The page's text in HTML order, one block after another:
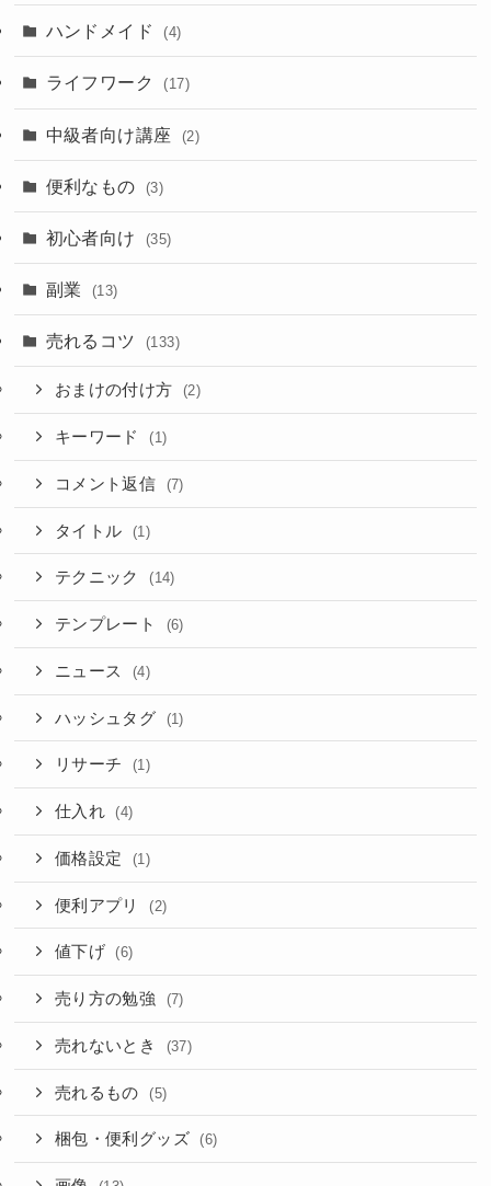
ハンドメイド (4)
ライフワーク (17)
中級者向け講座 (2)
便利なもの (3)
初心者向け (35)
副業 (13)
売れるコツ (133)
おまけの付け方 (2)
キーワード (1)
コメント返信 (7)
タイトル (1)
テクニック (14)
テンプレート (6)
ニュース (4)
ハッシュタグ (1)
リサーチ (1)
仕入れ (4)
価格設定 (1)
便利アプリ (2)
値下げ (6)
売り方の勉強 (7)
売れないとき (37)
売れるもの (5)
梱包・便利グッズ (6)